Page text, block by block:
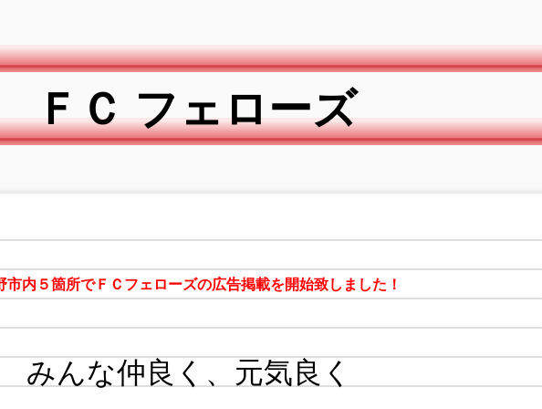
ＦＣ フェローズ
市内５箇所でＦＣフェローズの広告掲載を開始致しました！
みんな仲良く、元気良く